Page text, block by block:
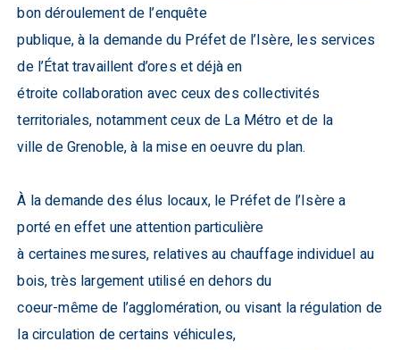
bon déroulement de l’enquête
publique, à la demande du Préfet de l’Isère, les services
de l’État travaillent d’ores et déjà en
étroite collaboration avec ceux des collectivités
territoriales, notamment ceux de La Métro et de la
ville de Grenoble, à la mise en oeuvre du plan.
À la demande des élus locaux, le Préfet de l’Isère a
porté en effet une attention particulière
à certaines mesures, relatives au chauffage individuel au
bois, très largement utilisé en dehors du
coeur-même de l’agglomération, ou visant la régulation de
la circulation de certains véhicules,